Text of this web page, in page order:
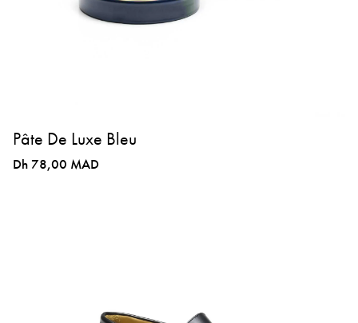
Pâte De Luxe Bleu
Dh 78,00 MAD